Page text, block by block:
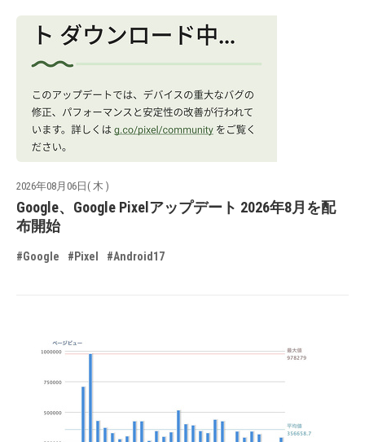
2026年08月06日( 木 )
Google、Google Pixelアップデート 2026年8月を配
布開始
#Google #Pixel #Android17